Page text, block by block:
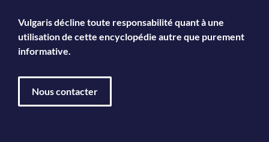
Vulgaris décline toute responsabilité quant à une
utilisation de cette encyclopédie autre que purement
informative.
Nous contacter